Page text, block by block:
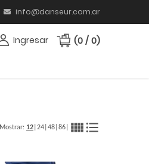
info@danseur.com.ar
Ingresar (0 / 0)
Mostrar: 12 24 48 86 view_comfyformat_list_bulleted